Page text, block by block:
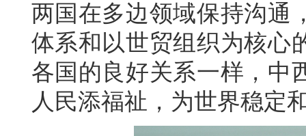
两国在多边领域保持沟通
体系和以世贸组织为核心
各国的良好关系一样，中
人民添福祉，为世界稳定